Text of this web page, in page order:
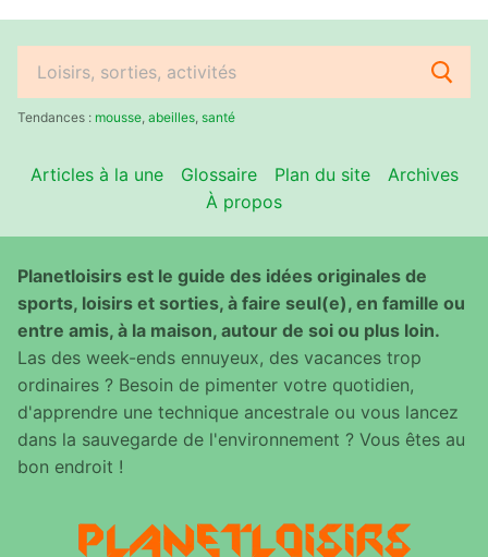
Rechercher
:Tendances : mousse abeilles santé
Articles à la une Glossaire Plan du site
Archives
À propos
Planetloisirs est le guide des idées originales de
sports, loisirs et sorties, à faire seul(e), en famille ou
entre amis, à la maison, autour de soi ou plus loin.
Las des week-ends ennuyeux, des vacances trop
ordinaires ? Besoin de pimenter votre quotidien,
d'apprendre une technique ancestrale ou vous lancez
dans la sauvegarde de l'environnement ? Vous êtes au
bon endroit !